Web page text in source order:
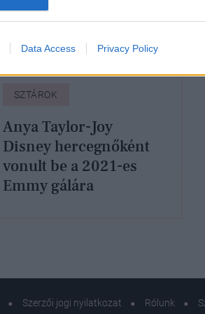
Data Access Privacy Policy
Emmy gálán is
SZTÁROK
Anya Taylor-Joy
Disney hercegnőként
vonult be a 2021-es
Emmy gálára
Szerzői jogi nyilatkozat Rólunk